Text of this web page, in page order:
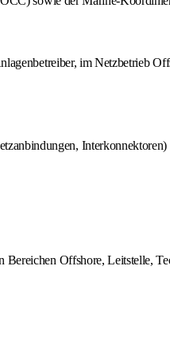
im Netzbetrieb
Interkonnektoren)
Bereichen Offshore, Leitstelle,